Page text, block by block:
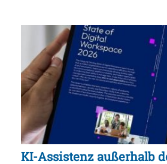
KI-Assistenz außerhalb